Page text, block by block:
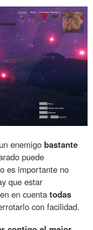
enemigo bastante
puede
es importante no
que estar
en cuentatodas
con facilidad.